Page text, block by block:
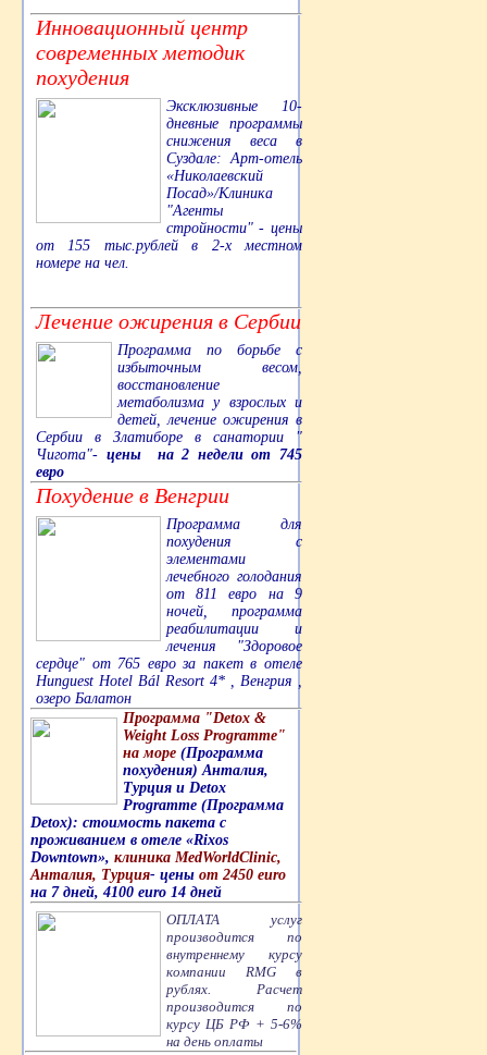
Инновационный центр
современных методик
похудения
Эксклюзивные 10-
дневные программы
снижения веса в
Суздале: Арт-отель
«Николаевский
Посад»/Клиника
"Агенты
стройности" - цены
от 155 тыс.рублей в 2-х местном
номере на чел.
Лечение ожирения в Сербии
Программа по борьбе с
избыточным весом,
восстановление
метаболизма у взрослых и
детей, лечение ожирения в
Сербии в Златиборе в санатории "
Чигота"- цены на 2 недели от 745
евро
Похудение в Венгрии
Программа для
похудения с
элементами
лечебного голодания
от 811 евро на 9
ночей, программа
реабилитации и
лечения "Здоровое
сердце" от 765 евро за пакет в отеле
Hunguest Hotel Bál Resort 4* , Венгрия ,
озеро Балатон
Программа "Detox &
Weight Loss Programme"
на море (Программа
похудения) Анталия,
Турция и Detox
Programme (Программа
Detox): стоимость пакета с
проживанием в отеле «Rixos
Downtown», клиника MedWorldClinic,
Анталия, Турция- цены от 2450 euro
на 7 дней, 4100 euro 14 дней
ОПЛАТА услуг
производится по
внутреннему курсу
компании RMG в
рублях. Расчет
производится по
курсу ЦБ РФ + 5-6%
на день оплаты